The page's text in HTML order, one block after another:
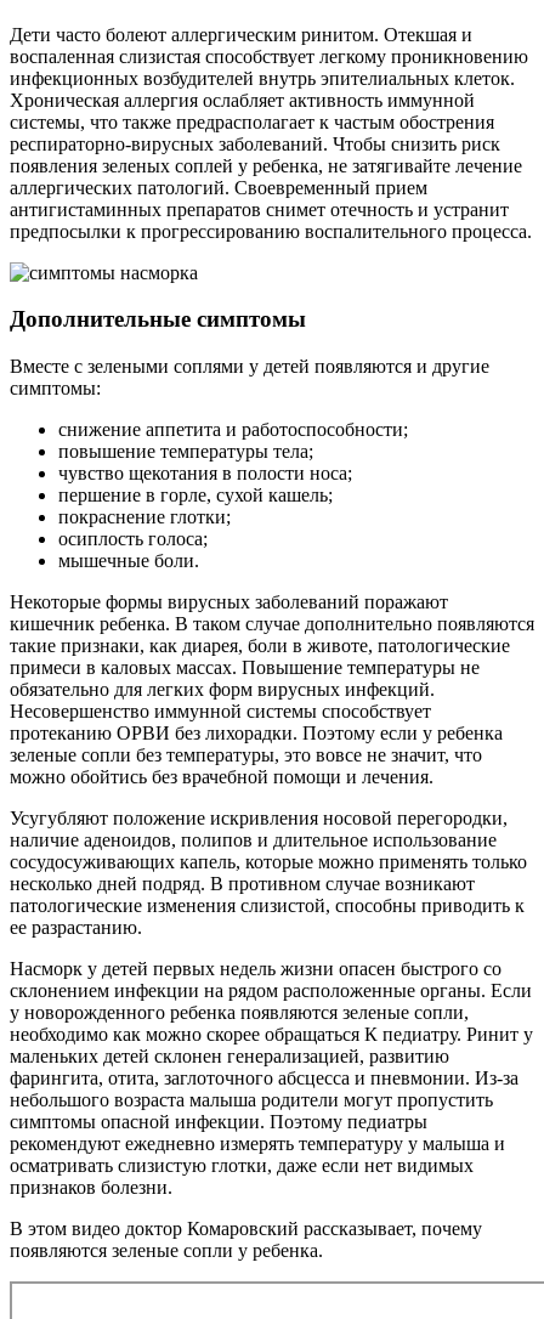
Дети часто болеют аллергическим ринитом. Отекшая и
воспаленная слизистая способствует легкому проникновению
инфекционных возбудителей внутрь эпителиальных клеток.
Хроническая аллергия ослабляет активность иммунной
системы, что также предрасполагает к частым обострения
респираторно-вирусных заболеваний. Чтобы снизить риск
появления зеленых соплей у ребенка, не затягивайте лечение
аллергических патологий. Своевременный прием
антигистаминных препаратов снимет отечность и устранит
предпосылки к прогрессированию воспалительного процесса.
Дополнительные симптомы
Вместе с зелеными соплями у детей появляются и другие
симптомы:
снижение аппетита и работоспособности;
повышение температуры тела;
чувство щекотания в полости носа;
першение в горле, сухой кашель;
покраснение глотки;
осиплость голоса;
мышечные боли.
Некоторые формы вирусных заболеваний поражают
кишечник ребенка. В таком случае дополнительно появляются
такие признаки, как диарея, боли в животе, патологические
примеси в каловых массах. Повышение температуры не
обязательно для легких форм вирусных инфекций.
Несовершенство иммунной системы способствует
протеканию ОРВИ без лихорадки. Поэтому если у ребенка
зеленые сопли без температуры, это вовсе не значит, что
можно обойтись без врачебной помощи и лечения.
Усугубляют положение искривления носовой перегородки,
наличие аденоидов, полипов и длительное использование
сосудосуживающих капель, которые можно применять только
несколько дней подряд. В противном случае возникают
патологические изменения слизистой, способны приводить к
ее разрастанию.
Насморк у детей первых недель жизни опасен быстрого со
склонением инфекции на рядом расположенные органы. Если
у новорожденного ребенка появляются зеленые сопли,
необходимо как можно скорее обращаться К педиатру. Ринит у
маленьких детей склонен генерализацией, развитию
фарингита, отита, заглоточного абсцесса и пневмонии. Из-за
небольшого возраста малыша родители могут пропустить
симптомы опасной инфекции. Поэтому педиатры
рекомендуют ежедневно измерять температуру у малыша и
осматривать слизистую глотки, даже если нет видимых
признаков болезни.
В этом видео доктор Комаровский рассказывает, почему
появляются зеленые сопли у ребенка.